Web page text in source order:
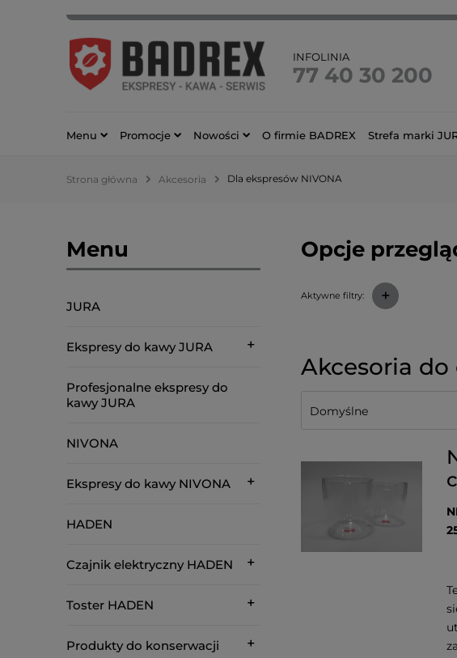
INFOLINIA
77 40 30 200
Menu Promocje Nowości O firmie BADREX Strefa marki
Strona główna Akcesoria Dla ekspresów NIVONA
Menu
JURA
Ekspresy do kawy JURA
Profesjonalne ekspresy do
kawy JURA
NIVONA
Ekspresy do kawy NIVONA
HADEN
Czajnik elektryczny HADEN
Toster HADEN
Produkty do konserwacji
Opcje
Aktywne filtry: +
Akcesoria